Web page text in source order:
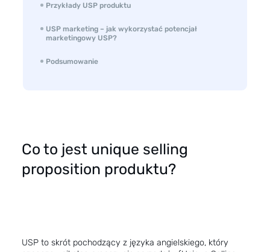
Przykłady USP produktu
USP marketing – jak wykorzystać potencjał
marketingowy USP?
Podsumowanie
Co to jest unique selling
proposition produktu?
USP to skrót pochodzący z języka angielskiego, który